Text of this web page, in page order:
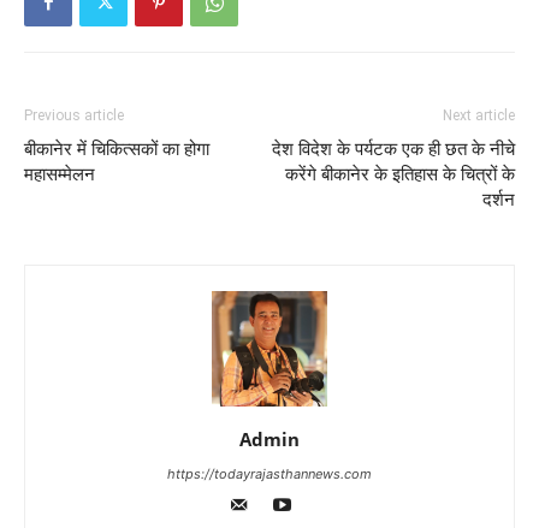
Previous article
बीकानेर में चिकित्सकों का होगा
महासम्मेलन
Next article
देश विदेश के पर्यटक एक ही छत के नीचे
करेंगे बीकानेर के इतिहास के चित्रों के
दर्शन
Admin
https://todayrajasthannews.com